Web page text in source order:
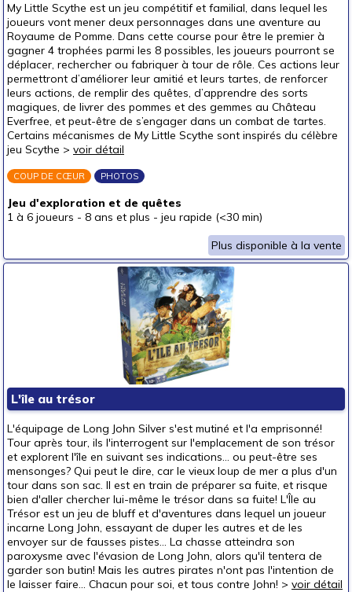
My Little Scythe est un jeu compétitif et familial, dans lequel les
joueurs vont mener deux personnages dans une aventure au
Royaume de Pomme. Dans cette course pour être le premier à
gagner 4 trophées parmi les 8 possibles, les joueurs pourront se
déplacer, rechercher ou fabriquer à tour de rôle. Ces actions leur
permettront d’améliorer leur amitié et leurs tartes, de renforcer
leurs actions, de remplir des quêtes, d’apprendre des sorts
magiques, de livrer des pommes et des gemmes au Château
Everfree, et peut-être de s’engager dans un combat de tartes.
Certains mécanismes de My Little Scythe sont inspirés du célèbre
jeu Scythe > voir détail
COUP DE CŒUR PHOTOS
Jeu d'exploration et de quêtes
1 à 6 joueurs - 8 ans et plus - jeu rapide (<30 min)
Plus disponible à la vente
L'île au trésor
L'équipage de Long John Silver s'est mutiné et l'a emprisonné!
Tour après tour, ils l'interrogent sur l'emplacement de son trésor
et explorent l'île en suivant ses indications... ou peut-être ses
mensonges? Qui peut le dire, car le vieux loup de mer a plus d'un
tour dans son sac. Il est en train de préparer sa fuite, et risque
bien d'aller chercher lui-même le trésor dans sa fuite! L'Île au
Trésor est un jeu de bluff et d'aventures dans lequel un joueur
incarne Long John, essayant de duper les autres et de les
envoyer sur de fausses pistes... La chasse atteindra son
paroxysme avec l'évasion de Long John, alors qu'il tentera de
garder son butin! Mais les autres pirates n'ont pas l'intention de
le laisser faire... Chacun pour soi, et tous contre John! > voir détail